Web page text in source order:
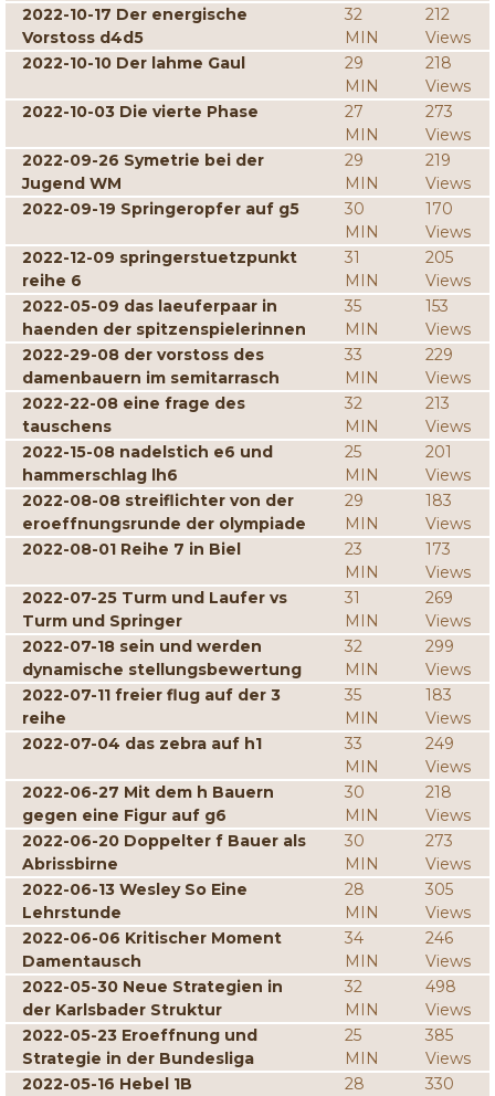
2022-10-17 Der energische
Vorstoss d4d5
32
MIN
212
Views
2022-10-10 Der lahme Gaul
29
MIN
218
Views
2022-10-03 Die vierte Phase
27
MIN
273
Views
2022-09-26 Symetrie bei der
Jugend WM
29
MIN
219
Views
2022-09-19 Springeropfer auf g5
30
MIN
170
Views
2022-12-09 springerstuetzpunkt
reihe 6
31
MIN
205
Views
2022-05-09 das laeuferpaar in
haenden der spitzenspielerinnen
35
MIN
153
Views
2022-29-08 der vorstoss des
damenbauern im semitarrasch
33
MIN
229
Views
2022-22-08 eine frage des
tauschens
32
MIN
213
Views
2022-15-08 nadelstich e6 und
hammerschlag lh6
25
MIN
201
Views
2022-08-08 streiflichter von der
eroeffnungsrunde der olympiade
29
MIN
183
Views
2022-08-01 Reihe 7 in Biel
23
MIN
173
Views
2022-07-25 Turm und Laufer vs
Turm und Springer
31
MIN
269
Views
2022-07-18 sein und werden
dynamische stellungsbewertung
32
MIN
299
Views
2022-07-11 freier flug auf der 3
reihe
35
MIN
183
Views
2022-07-04 das zebra auf h1
33
MIN
249
Views
2022-06-27 Mit dem h Bauern
gegen eine Figur auf g6
30
MIN
218
Views
2022-06-20 Doppelter f Bauer als
Abrissbirne
30
MIN
273
Views
2022-06-13 Wesley So Eine
Lehrstunde
28
MIN
305
Views
2022-06-06 Kritischer Moment
Damentausch
34
MIN
246
Views
2022-05-30 Neue Strategien in
der Karlsbader Struktur
32
MIN
498
Views
2022-05-23 Eroeffnung und
Strategie in der Bundesliga
25
MIN
385
Views
2022-05-16 Hebel 1B
28
330